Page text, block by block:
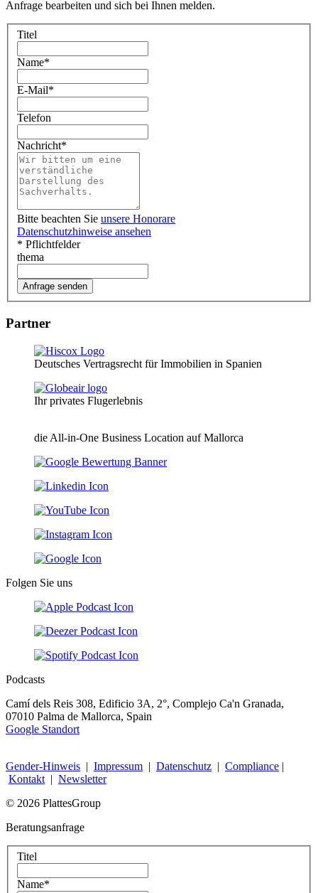
Anfrage bearbeiten und sich bei Ihnen melden.
Titel
Name*
E-Mail*
Telefon
Nachricht*
Bitte beachten Sie unsere Honorare
Datenschutzhinweise ansehen
* Pflichtfelder
thema
Partner
Deutsches Vertragsrecht für Immobilien in Spanien
Ihr privates Flugerlebnis
die All-in-One Business Location auf Mallorca
Folgen Sie uns
Podcasts
Camí dels Reis 308, Edificio 3A, 2°, Complejo Ca'n Granada,
07010 Palma de Mallorca, Spain
Google Standort
Gender-Hinweis | Impressum | Datenschutz | Compliance |
Kontakt | Newsletter
© 2026 PlattesGroup
Beratungsanfrage
Titel
Name*